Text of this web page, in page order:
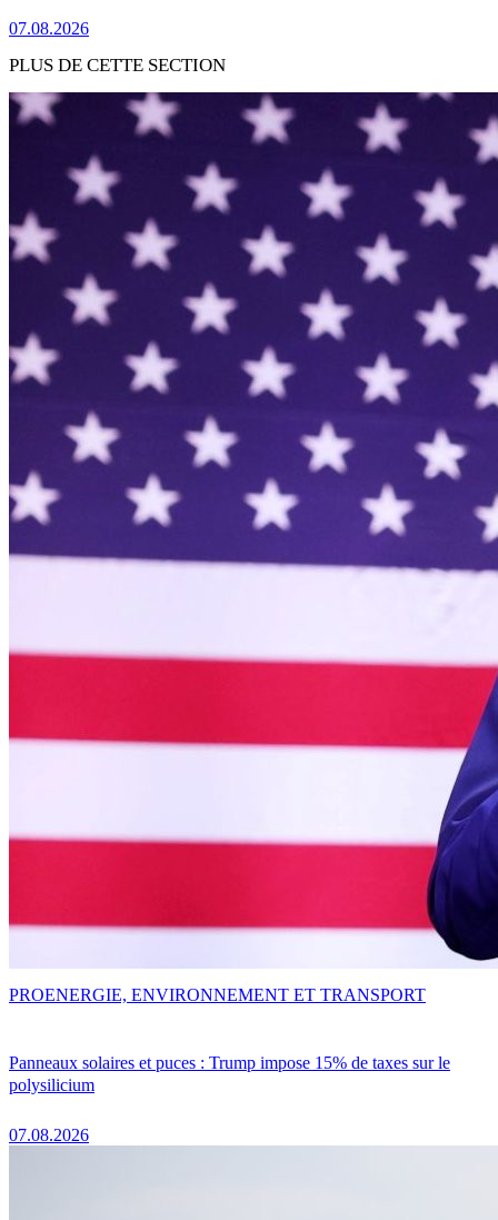
07.08.2026
PLUS DE CETTE SECTION
Panneaux solaires et puces : Trump impose 15% de taxes sur le
polysilicium
07.08.2026
PROENERGIE, ENVIRONNEMENT ET TRANSPORT